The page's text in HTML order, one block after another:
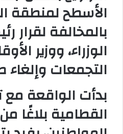
الأسطح لمنطقة
بالمخالفة
الوزراء، ووزير
التجمعات وإلغاء
بدأت الواقعة
القطامية بلاغًا